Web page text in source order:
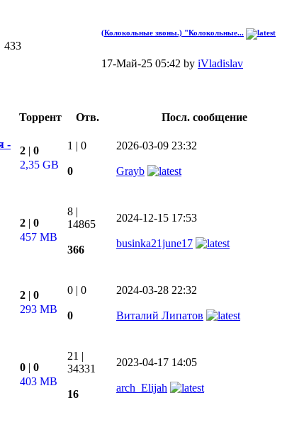
433
(Колокольные звоны.) "Колокольные...
17-Май-25 05:42 by iVladislav
Торрент Отв. Посл. сообщение
-
2 | 0
2,35 GB
1 | 0
0
2026-03-09 23:32
Grayb
2 | 0
457 MB
8 |
14865
366
2024-12-15 17:53
businka21june17
2 | 0
293 MB
0 | 0
0
2024-03-28 22:32
Виталий Липатов
0 | 0
403 MB
21 |
34331
16
2023-04-17 14:05
arch_Elijah